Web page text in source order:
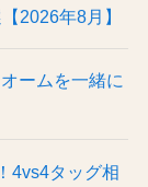
2026年8月】
ームを一緒に
4vs4タッグ相